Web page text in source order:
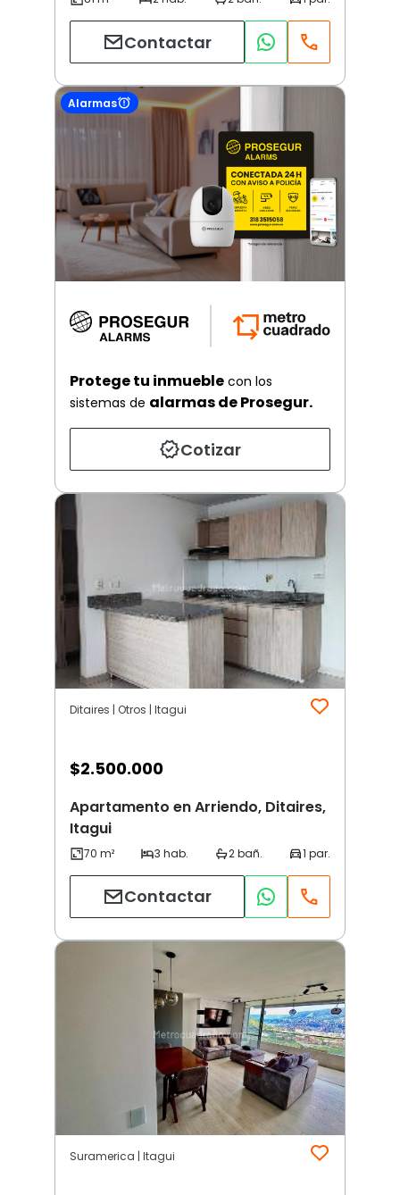
Contactar
Alarmas
Protege tu inmueble con los
sistemas de alarmas de Prosegur.
Cotizar
Ditaires | Otros | Itagui
$2.500.000
Apartamento en Arriendo, Ditaires,
Itagui
Contactar
Suramerica | Itagui